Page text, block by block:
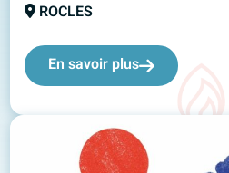
ROCLES
En savoir plus